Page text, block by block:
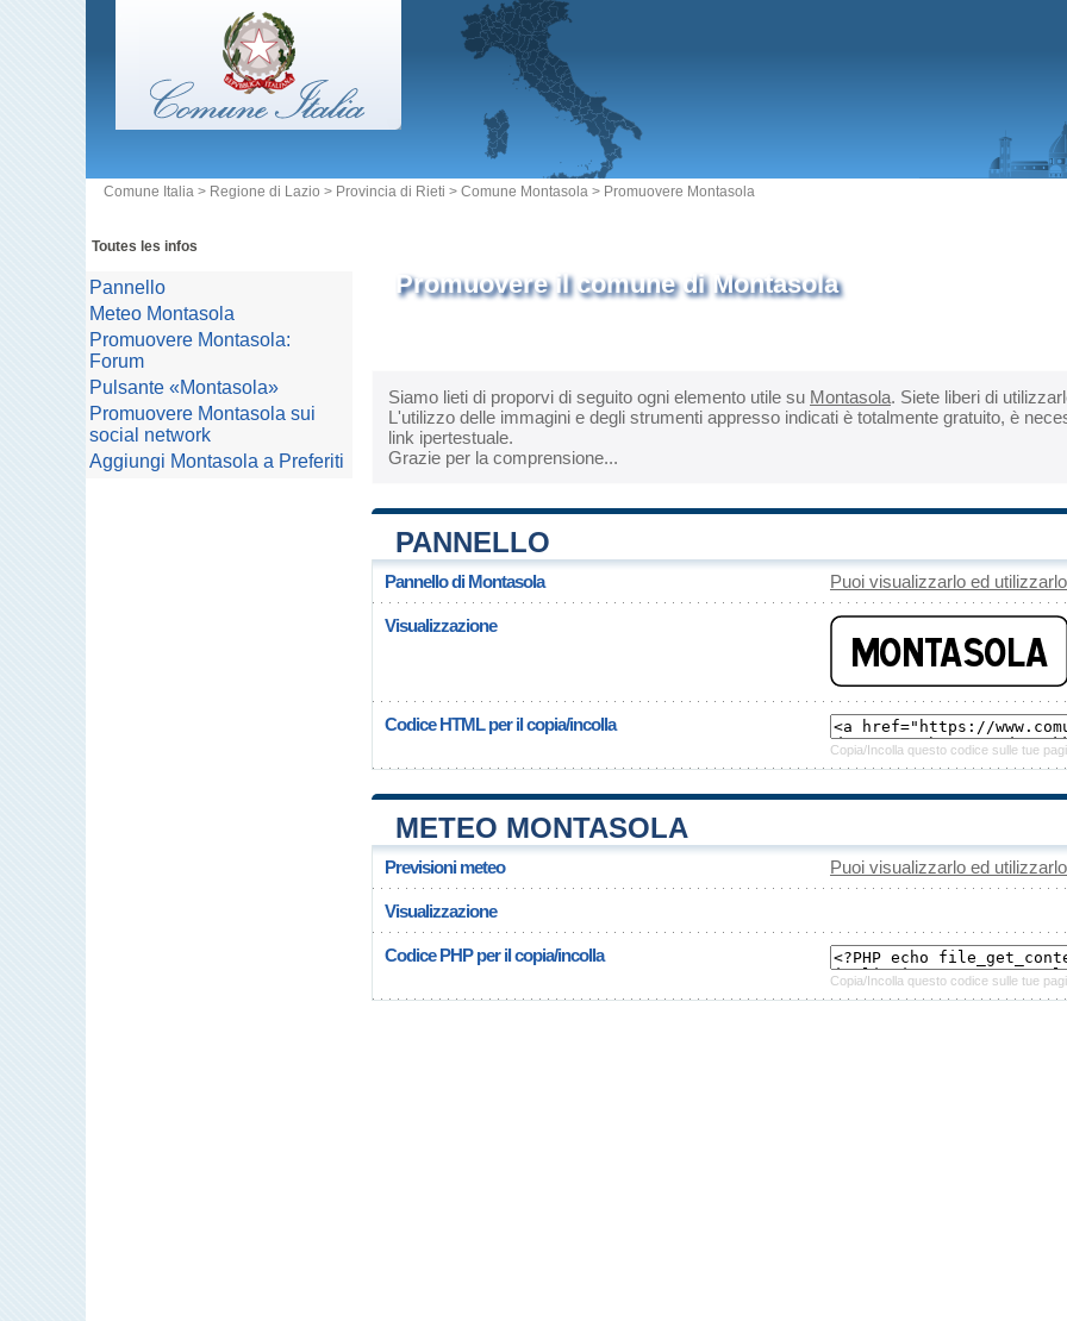
Comune Italia > Regione di Lazio > Provincia di Rieti > Comune Montasola > Promuovere Montasola
Promuovere il comune di Montasola
Siamo lieti di proporvi di seguito ogni elemento utile su Montasola. Siete liberi di
L'utilizzo delle immagini e degli strumenti appresso indicati è totalmente gratuito, è
link ipertestuale.
Grazie per la comprensione...
PANNELLO
Pannello di Montasola Puoi visualizzarlo ed
Visualizzazione
Codice HTML per il copia/incolla
Copia/Incolla questo codice sulle tue
METEO MONTASOLA
Previsioni meteo Puoi visualizzarlo ed
Visualizzazione
Codice PHP per il copia/incolla
Copia/Incolla questo codice sulle tue
Toutes les infos
Pannello
Meteo Montasola
Promuovere Montasola:
Forum
Pulsante «Montasola»
Promuovere Montasola sui
social network
Aggiungi Montasola a Preferiti